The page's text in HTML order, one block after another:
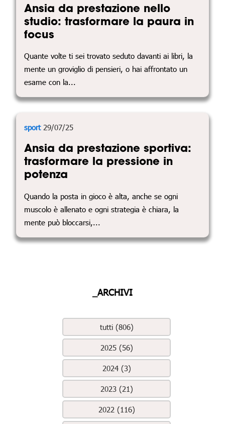
Ansia da prestazione nello
studio: trasformare la paura in
focus
Quante volte ti sei trovato seduto davanti ai libri, la
mente un groviglio di pensieri, o hai affrontato un
esame con la...
sport29/07/25
Ansia da prestazione sportiva:
trasformare la pressione in
potenza
Quando la posta in gioco è alta, anche se ogni
muscolo è allenato e ogni strategia è chiara, la
mente può bloccarsi,...
_ARCHIVI
tutti (806)
2025 (56)
2024 (3)
2023 (21)
2022 (116)